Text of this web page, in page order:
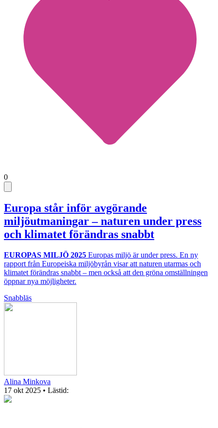
0
Europa står inför avgörande
miljöutmaningar – naturen under press
och klimatet förändras snabbt
EUROPAS MILJÖ 2025 Europas miljö är under press. En ny
rapport från Europeiska miljöbyrån visar att naturen utarmas och
klimatet förändras snabbt – men också att den gröna omställningen
öppnar nya möjligheter.
Snabbläs
Alina Minkova
17 okt 2025 • Lästid: